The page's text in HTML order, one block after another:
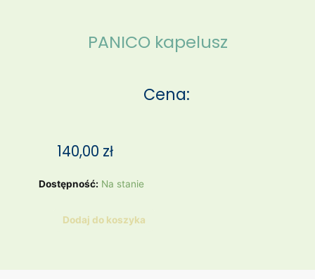
PANICO kapelusz
Cena:
140,00 zł
Dostępność: Na stanie
ilość
kapeluszDodaj do koszyka